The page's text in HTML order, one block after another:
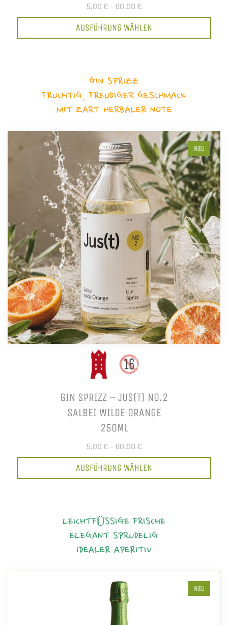
5,00 € – 60,00 €
AUSFÜHRUNG WÄHLEN
GIN SPRIZZ
FRUCHTIG, FREUDIGER GESCHMACK
MIT ZART HERBALER NOTE
NEU
GIN SPRIZZ – JUS(T) NO.2
SALBEI WILDE ORANGE
250ML
5,00 € – 60,00 €
AUSFÜHRUNG WÄHLEN
LEICHTFÜSSIGE FRISCHE
ELEGANT SPRUDELIG
IDEALER APERITIV
NEU